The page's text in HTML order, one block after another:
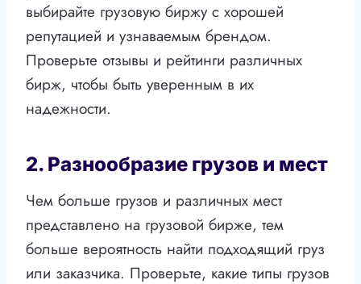
выбирайте грузовую биржу с хорошей
репутацией и узнаваемым брендом.
Проверьте отзывы и рейтинги различных
бирж, чтобы быть уверенным в их
надежности.
2. Разнообразие грузов и мест
Чем больше грузов и различных мест
представлено на грузовой бирже, тем
больше вероятность найти подходящий груз
или заказчика. Проверьте, какие типы грузов